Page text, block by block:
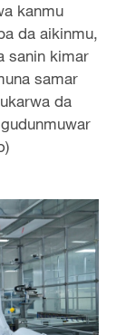
kanmu
da aikinmu,
sanin kimar
samar
da